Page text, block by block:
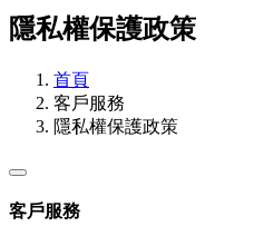
隱私權保護政策
首頁
客戶服務
隱私權保護政策
客戶服務